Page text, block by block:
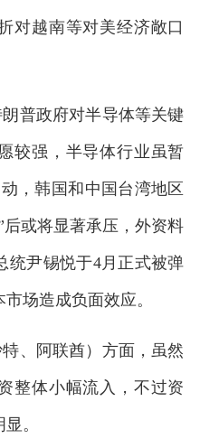
对越南等对美经济敞口
普政府对半导体等关键
较强，半导体行业虽暂
，韩国和中国台湾地区
或将显著承压，外资料
统尹锡悦于4月正式被弹
场造成负面效应。
、阿联酋）方面，虽然
整体小幅流入，不过资
。